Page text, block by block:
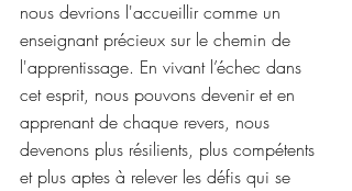
nous devrions l'accueillir comme un
enseignant précieux sur le chemin de
l'apprentissage. En vivant l’échec dans
cet esprit, nous pouvons devenir et en
apprenant de chaque revers, nous
devenons plus résilients, plus compétents
et plus aptes à relever les défis qui se